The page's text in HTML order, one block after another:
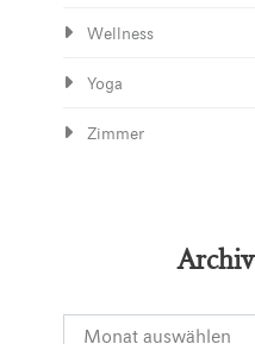
Wellness
Yoga
Zimmer
Archiv